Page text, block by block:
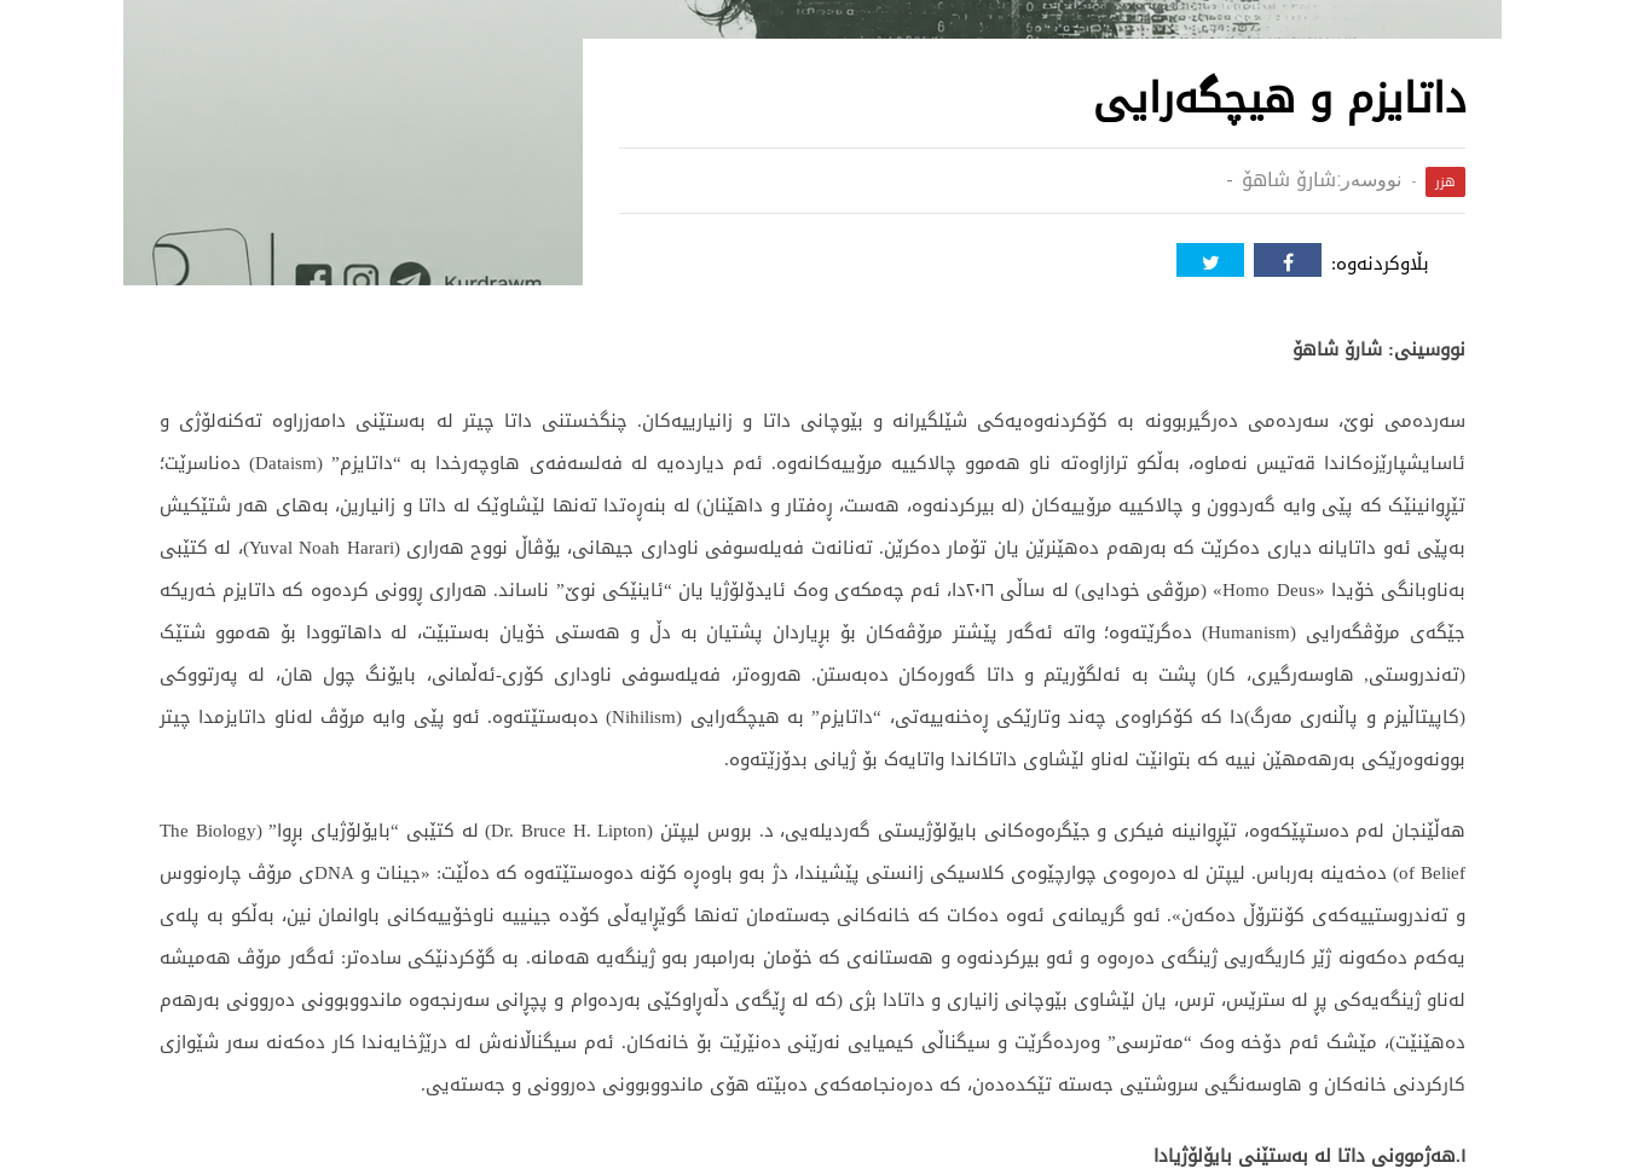
داتایزم و هیچگەرایی
هزر نووسەر:شارۆ شاهۆ
بڵاوکردنەوە:
نووسینی: شارۆ شاهۆ
سەردەمی نوێ، سەردەمی دەرگیربوونە بە کۆکردنەوەیەکی شێلگیرانە و بێوچانی داتا و زانیارییەکان. چنگخستنی داتا چیتر لە بەستێنی دامەزراوە تەکنەلۆژی و
ئاسایشپارێزەکاندا قەتیس نەماوە، بەڵکو ترازاوەتە ناو هەموو چالاکییە مرۆییەکانەوە. ئەم دیاردەیە لە فەلسەفەی هاوچەرخدا بە “داتایزم” (Dataism) دەناسرێت؛
تێڕوانینێک کە پێی وایە گەردوون و چالاکییە مرۆییەکان (لە بیرکردنەوە، هەست، ڕەفتار و داهێنان) لە بنەڕەتدا تەنها لێشاوێک لە داتا و زانیارین، بەهای هەر شتێکیش
بەپێی ئەو داتایانە دیاری دەکرێت کە بەرهەم دەهێنرێن یان تۆمار دەکرێن. تەنانەت فەیلەسوفی ناوداری جیهانی، یۆڤاڵ نووح هەراری (Yuval Noah Harari)، لە کتێبی
بەناوبانگی خۆیدا «Homo Deus» (مرۆڤی خودایی) لە ساڵی ٢٠١٦دا، ئەم چەمکەی وەک ئایدۆلۆژیا یان “ئاینێکی نوێ” ناساند. هەراری ڕوونی کردەوە کە داتایزم خەریکە
جێگەی مرۆڤگەرایی (Humanism) دەگرێتەوە؛ واتە ئەگەر پێشتر مرۆڤەکان بۆ بڕیاردان پشتیان بە دڵ و هەستی خۆیان بەستبێت، لە داهاتوودا بۆ هەموو شتێک
(تەندروستی, هاوسەرگیری، کار) پشت بە ئەلگۆریتم و داتا گەورەکان دەبەستن. هەروەتر، فەیلەسوفی ناوداری کۆری-ئەڵمانی، بایۆنگ چول هان، لە پەرتووکی
(کاپیتاڵیزم و پاڵنەری مەرگ)دا کە کۆکراوەی چەند وتارێکی ڕەخنەییەتی، “داتایزم” بە هیچگەرایی (Nihilism) دەبەستێتەوە. ئەو پێی وایە مرۆڤ لەناو داتایزمدا چیتر
بوونەوەرێکی بەرهەمهێن نییە کە بتوانێت لەناو لێشاوی داتاکاندا واتایەک بۆ ژیانی بدۆزێتەوە.
هەڵێنجان لەم دەستپێکەوە، تێڕوانینە فیکری و جێگرەوەکانی بایۆلۆژیستی گەردیلەیی، د. بروس لیپتن (Dr. Bruce H. Lipton) لە کتێبی “بایۆلۆژیای بڕوا” (The Biology
of Belief) دەخەینە بەرباس. لیپتن لە دەرەوەی چوارچێوەی کلاسیکی زانستی پێشیندا، دژ بەو باوەڕە کۆنە دەوەستێتەوە کە دەڵێت: «جینات و DNAی مرۆڤ چارەنووس
و تەندروستییەکەی کۆنترۆڵ دەکەن». ئەو گریمانەی ئەوە دەکات کە خانەکانی جەستەمان تەنها گوێڕایەڵی کۆدە جینییە ناوخۆییەکانی باوانمان نین، بەڵکو بە پلەی
یەکەم دەکەونە ژێر کاریگەریی ژینگەی دەرەوە و ئەو بیرکردنەوە و هەستانەی کە خۆمان بەرامبەر بەو ژینگەیە هەمانە. بە گۆکردنێکی سادەتر: ئەگەر مرۆڤ هەمیشە
لەناو ژینگەیەکی پڕ لە سترێس، ترس، یان لێشاوی بێوچانی زانیاری و داتادا بژی (کە لە ڕێگەی دڵەڕاوکێی بەردەوام و پچڕانی سەرنجەوە ماندووبوونی دەروونی بەرهەم
دەهێنێت)، مێشک ئەم دۆخە وەک “مەترسی” وەردەگرێت و سیگناڵی کیمیایی نەرێنی دەنێرێت بۆ خانەکان. ئەم سیگناڵانەش لە درێژخایەندا کار دەکەنە سەر شێوازی
کارکردنی خانەکان و هاوسەنگیی سروشتیی جەستە تێکدەدەن، کە دەرەنجامەکەی دەبێتە هۆی ماندووبوونی دەروونی و جەستەیی.
١.هەژموونی داتا لە بەستێنی بایۆلۆژیادا